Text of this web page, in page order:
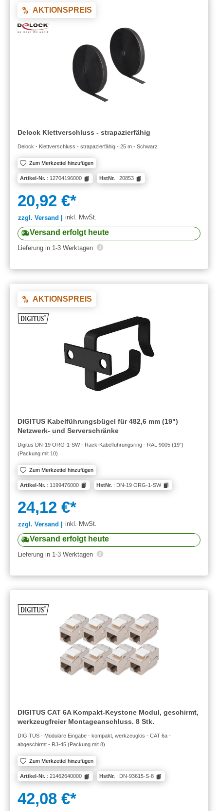
AKTIONSPREIS
Delock Klettverschluss - strapazierfähig
Delock - Klettverschluss - strapazierfähig - 25 m - Schwarz
Zum Merkzettel hinzufügen
Artikel-Nr. : 12704196000 HstNr. : 20853
20,92 €*
zzgl. Versand | inkl. MwSt.
Versand erfolgt heute
Lieferung in 1-3 Werktagen
AKTIONSPREIS
DIGITUS Kabelführungsbügel für 482,6 mm (19")
Netzwerk- und Serverschränke
Digitus DN-19 ORG-1-SW - Rack-Kabelführungsring - RAL 9005 (19")
(Packung mit 10)
Zum Merkzettel hinzufügen
Artikel-Nr. : 1199476000 HstNr. : DN-19 ORG-1-SW
24,12 €*
zzgl. Versand | inkl. MwSt.
Versand erfolgt heute
Lieferung in 1-3 Werktagen
DIGITUS CAT 6A Kompakt-Keystone Modul, geschirmt,
werkzeugfreier Montageanschluss. 8 Stk.
DIGITUS - Modulare Eingabe - kompakt, werkzeuglos - CAT 6a -
abgeschirmt - RJ-45 (Packung mit 8)
Zum Merkzettel hinzufügen
Artikel-Nr. : 21462640000 HstNr. : DN-93615-S-8
42,08 €*